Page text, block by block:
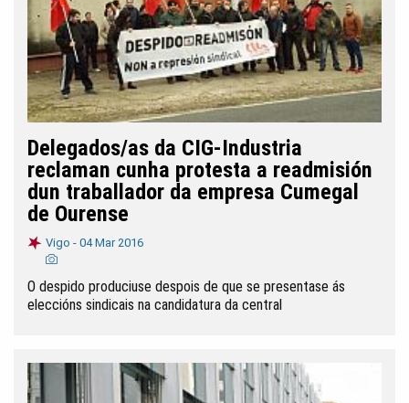
Delegados/as da CIG-Industria
reclaman cunha protesta a readmisión
dun traballador da empresa Cumegal
de Ourense
Vigo - 04 Mar 2016
O despido produciuse despois de que se presentase ás
eleccións sindicais na candidatura da central